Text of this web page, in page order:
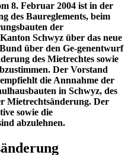
8. Februar 2004 ist in der
des Baureglements, beim
der
Schwyz über das neue
über den Ge-genentwurf
des Mietrechtes sowie
Der Vorstand
die Annnahme der
in Schwyz, des
Mietrechtsänderung. Der
sowie die
abzulehnen.